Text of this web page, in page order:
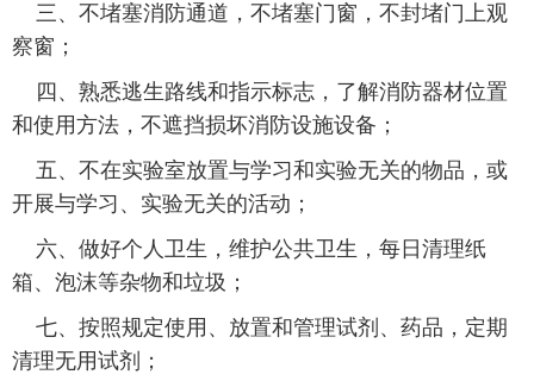
三、不堵塞消防通道，不堵塞门窗，不封堵门上观
察窗；
四、熟悉逃生路线和指示标志，了解消防器材位置
和使用方法，不遮挡损坏消防设施设备；
五、不在实验室放置与学习和实验无关的物品，或
开展与学习、实验无关的活动；
六、做好个人卫生，维护公共卫生，每日清理纸
箱、泡沫等杂物和垃圾；
七、按照规定使用、放置和管理试剂、药品，定期
清理无用试剂；